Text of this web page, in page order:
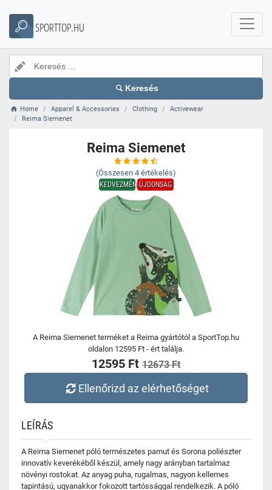
SPORTTOP.HU
Keresés
Home Apparel & Accessories Clothing
Activewear
Reima Siemenet
Reima Siemenet
(Összesen 4 értékelés)
KEDVEZMÉNYÚJDONSÁG
A Reima Siemenet terméket a Reima gyártótól a SportTop.hu
oldalon 12595 Ft - ért találja.
12595 Ft 12673 Ft
Ellenőrizd az elérhetőséget
LEÍRÁS
A Reima Siemenet póló természetes pamut és Sorona poliészter
innovatív keverékéből készül, amely nagy arányban tartalmaz
növényi rostokat. Az anyag puha, rugalmas, nagyon kellemes
tapintású, ugyanakkor fokozott tartóssággal rendelkezik. A póló